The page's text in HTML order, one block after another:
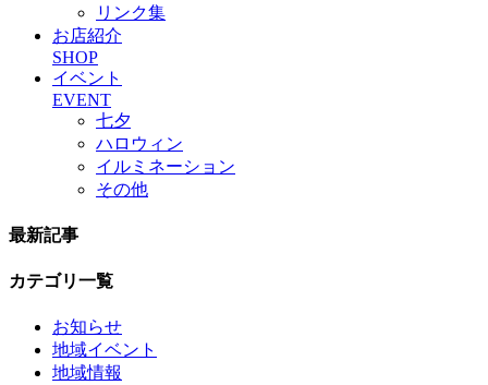
リンク集
お店紹介
SHOP
イベント
EVENT
七夕
ハロウィン
イルミネーション
その他
最新記事
カテゴリ一覧
お知らせ
地域イベント
地域情報